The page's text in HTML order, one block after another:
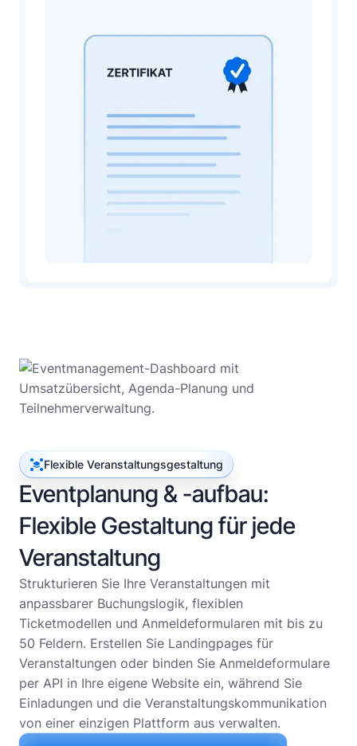
Flexible Veranstaltungsgestaltung
Eventplanung & -aufbau:
Flexible Gestaltung für jede
Veranstaltung
Strukturieren Sie Ihre Veranstaltungen mit
anpassbarer Buchungslogik, flexiblen
Ticketmodellen und Anmeldeformularen mit bis zu
50 Feldern. Erstellen Sie Landingpages für
Veranstaltungen oder binden Sie Anmeldeformulare
per API in Ihre eigene Website ein, während Sie
Einladungen und die Veranstaltungskommunikation
von einer einzigen Plattform aus verwalten.